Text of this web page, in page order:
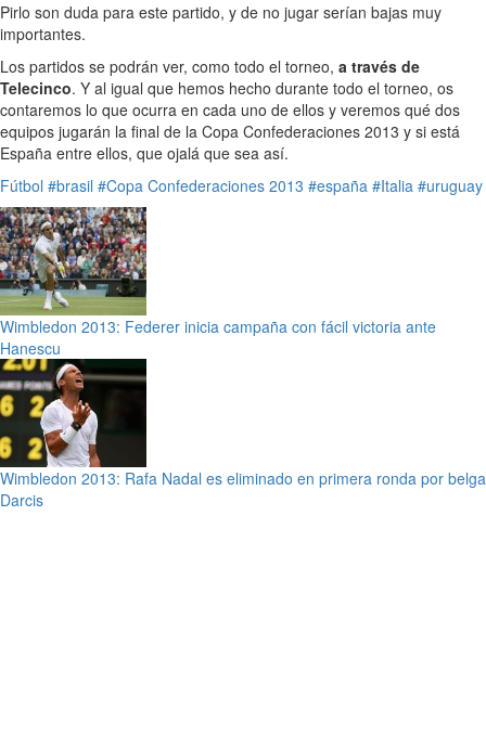
Pirlo son duda para este partido, y de no jugar serían bajas muy
importantes.
Los partidos se podrán ver, como todo el torneo, a través de
Telecinco. Y al igual que hemos hecho durante todo el torneo, os
contaremos lo que ocurra en cada uno de ellos y veremos qué dos
equipos jugarán la final de la Copa Confederaciones 2013 y si está
España entre ellos, que ojalá que sea así.
Fútbol #brasil #Copa Confederaciones 2013 #españa #Italia #uruguay
Wimbledon 2013: Federer inicia campaña con fácil victoria ante
Hanescu
Wimbledon 2013: Rafa Nadal es eliminado en primera ronda por belga
Darcis